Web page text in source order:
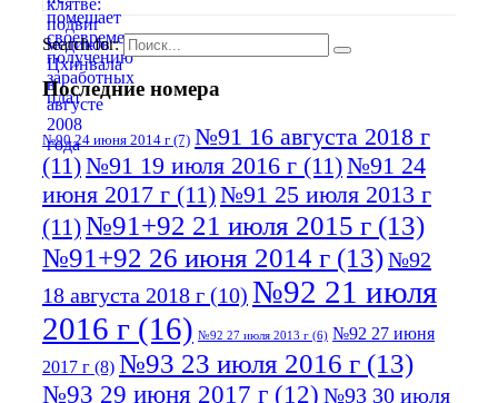
Search for:
Последние номера
№90 24 июня 2014 г (7) №91 16 августа 2018 г
(11)№91 19 июля 2016 г (11)№91 24
июня 2017 г (11)№91 25 июля 2013 г
(11)№91+92 21 июля 2015 г (13)
№91+92 26 июня 2014 г (13)№92
18 августа 2018 г (10) №92 21 июля
2016 г (16) №92 27 июля 2013 г (6) №92 27 июня
2017 г (8) №93 23 июля 2016 г (13)
№93 29 июня 2017 г (12) №93 30 июля